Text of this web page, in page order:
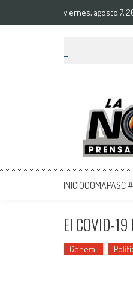
viernes, agosto 7,
La Nota
Noticias del día
INICIOOOMAPASC
El COVID-
General